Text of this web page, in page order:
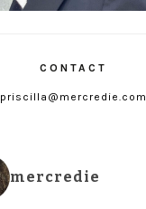
CONTACT
priscilla@mercredie.com
mercredie